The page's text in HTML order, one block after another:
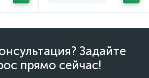
Задайте
прямо сейчас!